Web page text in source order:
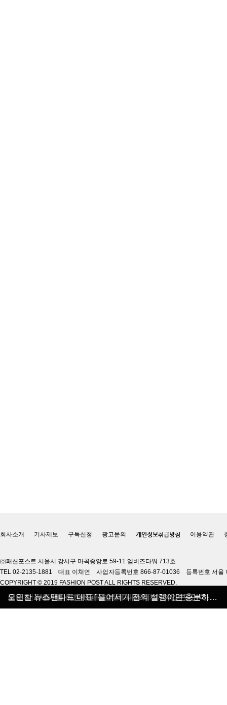
올 가을 블랙&화이트 매력에 빠지다
독보적 레그웨어 로맨틱타이거
깨끗하고 안전한 자연주의 브랜드 마마코스 국내 한계를 뛰어넘는 글로벌 SPA 플레이어 '제너럴아이디어'
글로벌 Z세대를 위한 K패션 뷰티 페스티벌 ‘하입콘’ 연다 오인찬 뉴스탠다드 대표 "들어서기 전의 설렘이면 충분하지 않은가요"
회사소개 기사제보 구독신청 광고문의 개인정보취급방침 이용약관
㈜패션포스트 서울시 강서구 마곡중앙로 59-11 엠비즈타워 713호
TEL 02-2135-1881 대표 이채연 사업자등록번호 866-87-01036 등록번호 서울
COPYRIGHT © 2019 FASHION POST ALL RIGHTS RESERVED.